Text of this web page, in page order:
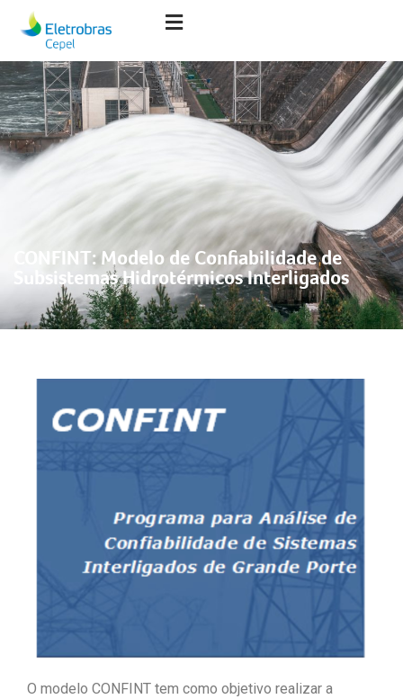
CONFINT: Modelo de Confiabilidade de
Subsistemas Hidrotérmicos Interligados
O modelo CONFINT tem como objetivo realizar a